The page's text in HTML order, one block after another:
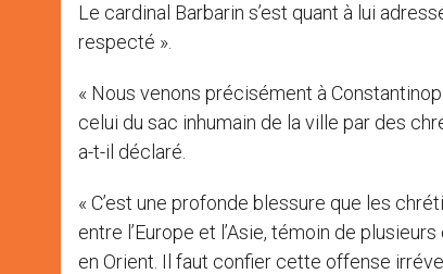
Le cardinal Barbarin s’est quant à lui
respecté ».
« Nous venons précisément à
celui du sac inhumain de la ville par des
a-t-il déclaré.
« C’est une profonde blessure que les
entre l’Europe et l’Asie, témoin de
en Orient. Il faut confier cette offense